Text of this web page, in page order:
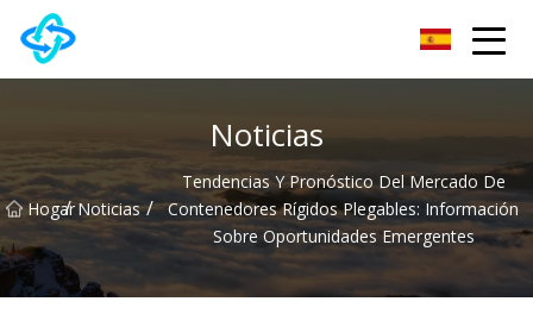
Noticias
Hogar
/ Noticias /
Tendencias Y Pronóstico Del Mercado De
Contenedores Rígidos Plegables: Información
Sobre Oportunidades Emergentes